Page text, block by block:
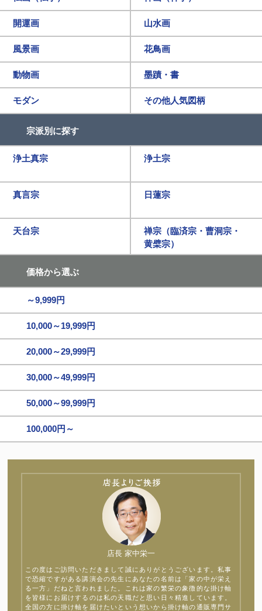
開運画 山水画
風景画 花鳥画
動物画 墨蹟・書
モダン その他人気図柄
宗派別に探す
浄土真宗 浄土宗
真言宗 日蓮宗
天台宗
禅宗（臨済宗・曹洞宗・
黄檗宗）
価格から選ぶ
～9,999円
10,000～19,999円
20,000～29,999円
30,000～49,999円
50,000～99,999円
100,000円～
店長 家中栄一
この度はご訪問いただきまして誠にありがとうございます。私事
で恐縮ですがある講演会の先生にあなたの名前は「家の中が栄え
る一方」だねと言われました。これは家の繁栄の象徴的な掛け軸
を皆様にお届けするのは私の天職だと思い日々精進しています。
全国の方に掛け軸を届けたいという想いから掛け軸の通販専門サ